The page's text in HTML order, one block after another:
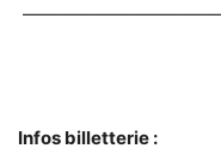
Infos billetterie :